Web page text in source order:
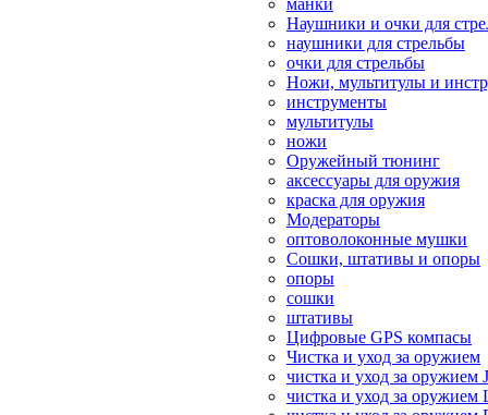
манки
Наушники и очки для
наушники для стрельбы
очки для стрельбы
Ножи, мультитулы и
инструменты
мультитулы
ножи
Оружейный тюнинг
аксессуары для оружия
краска для оружия
Модераторы
оптоволоконные мушки
Сошки, штативы и опоры
опоры
сошки
штативы
Цифровые GPS компасы
Чистка и уход за оружием
чистка и уход за оружием
чистка и уход за оружием